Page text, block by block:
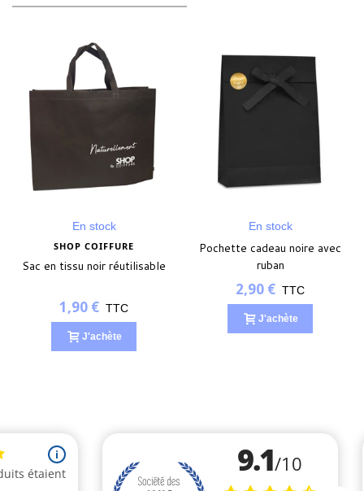
En stock
SHOP COIFFURE
Sac en tissu noir réutilisable
1,90 € TTC
J'achète
En stock
Pochette cadeau noire avec
ruban
2,90 € TTC
J'achète